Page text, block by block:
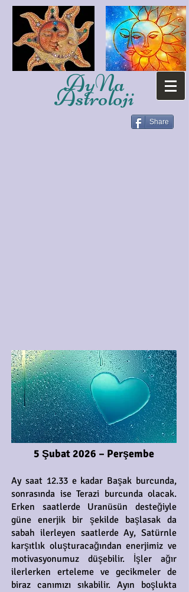
AyNa
Astroloji
Share
5 Şubat 2026 – Perşembe
Ay saat 12.33 e kadar Başak burcunda,
sonrasında ise Terazi burcunda olacak.
Erken saatlerde Uranüsün desteğiyle
güne enerjik bir şekilde başlasak da
sabah ilerleyen saatlerde Ay, Satürnle
karşıtlık oluşturacağından enerjimiz ve
motivasyonumuz düşebilir. İşler ağır
ilerlerken erteleme ve gecikmeler de
biraz canımızı sıkabilir. Ayın boşlukta